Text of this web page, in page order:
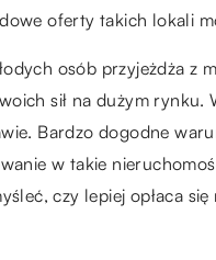
oferty takich lokali
osób przyjeżdża z
sił na dużym rynku.
Bardzo dogodne
w takie
czy lepiej opłaca